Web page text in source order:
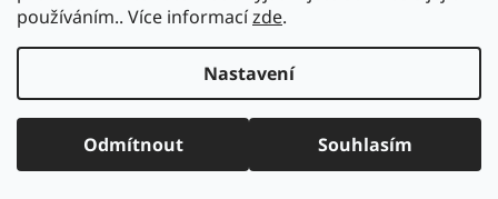
používáním.. Více informacízde.
Nastavení
Odmítnout Souhlasím